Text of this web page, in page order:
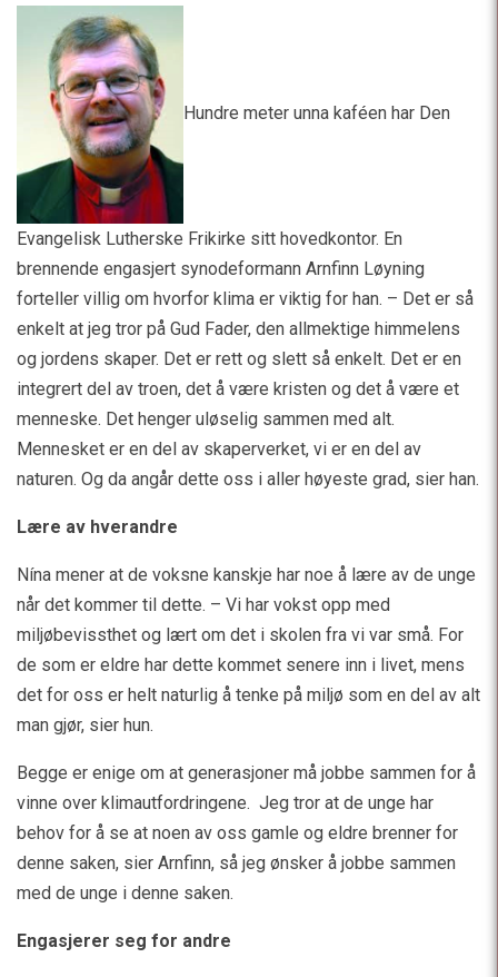
Hundre meter unna kaféen har Den
Evangelisk Lutherske Frikirke sitt hovedkontor. En
brennende engasjert synodeformann Arnfinn Løyning
forteller villig om hvorfor klima er viktig for han. – Det er så
enkelt at jeg tror på Gud Fader, den allmektige himmelens
og jordens skaper. Det er rett og slett så enkelt. Det er en
integrert del av troen, det å være kristen og det å være et
menneske. Det henger uløselig sammen med alt.
Mennesket er en del av skaperverket, vi er en del av
naturen. Og da angår dette oss i aller høyeste grad, sier han.
Lære av hverandre
Nína mener at de voksne kanskje har noe å lære av de unge
når det kommer til dette. – Vi har vokst opp med
miljøbevissthet og lært om det i skolen fra vi var små. For
de som er eldre har dette kommet senere inn i livet, mens
det for oss er helt naturlig å tenke på miljø som en del av alt
man gjør, sier hun.
Begge er enige om at generasjoner må jobbe sammen for å
vinne over klimautfordringene. Jeg tror at de unge har
behov for å se at noen av oss gamle og eldre brenner for
denne saken, sier Arnfinn, så jeg ønsker å jobbe sammen
med de unge i denne saken.
Engasjerer seg for andre